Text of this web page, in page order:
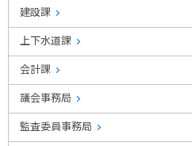
建設課
上下水道課
会計課
議会事務局
監査委員事務局